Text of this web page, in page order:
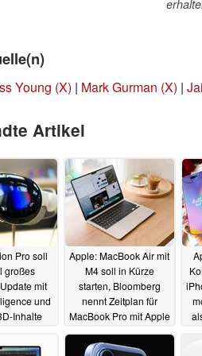
Young (X) | Mark Gurman (X) |
Artikel
Pro soll
großes
mit
und
Inhalte
Apple: MacBook Air mit
M4 soll in Kürze
starten, Bloomberg
nennt Zeitplan für
MacBook Pro mit Apple
17.02.2025